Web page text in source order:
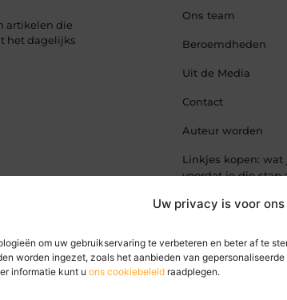
Uw privacy is voor
om uw gebruikservaring te verbeteren en beter af te
worden ingezet, zoals het aanbieden van
informatie kunt u ons cookiebeleid raadplegen.
artikelen die
het dagelijks
Ons team
Beroemdheden
Uit de Media
Contact
Auteur worden
Linkjes kopen:
voordat je die stap
Geld online